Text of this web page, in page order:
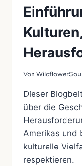
Von WildflowerSoul
Dieser
über die
Amerikas und
kulturelle
respektieren.